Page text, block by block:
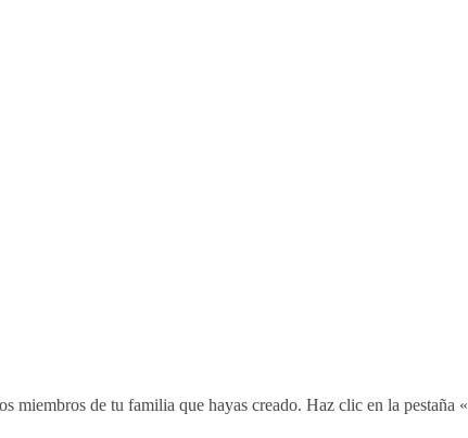
miembros de tu familia que hayas creado. Haz clic en la pestaña «